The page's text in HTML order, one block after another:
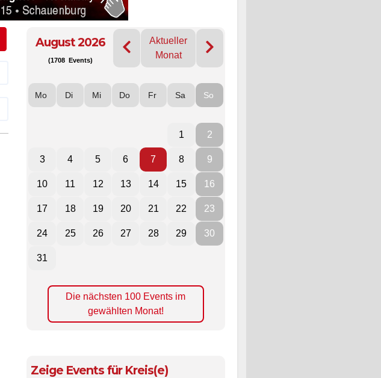
August 2026
(1708 Events)
Aktueller
Monat
Mo Di Mi Do Fr Sa So
1 2
3 4 5 6 7 8 9
10 11 12 13 14 15 16
17 18 19 20 21 22 23
24 25 26 27 28 29 30
31
Die nächsten 100 Events im
gewählten Monat!
Zeige Events für Kreis(e)